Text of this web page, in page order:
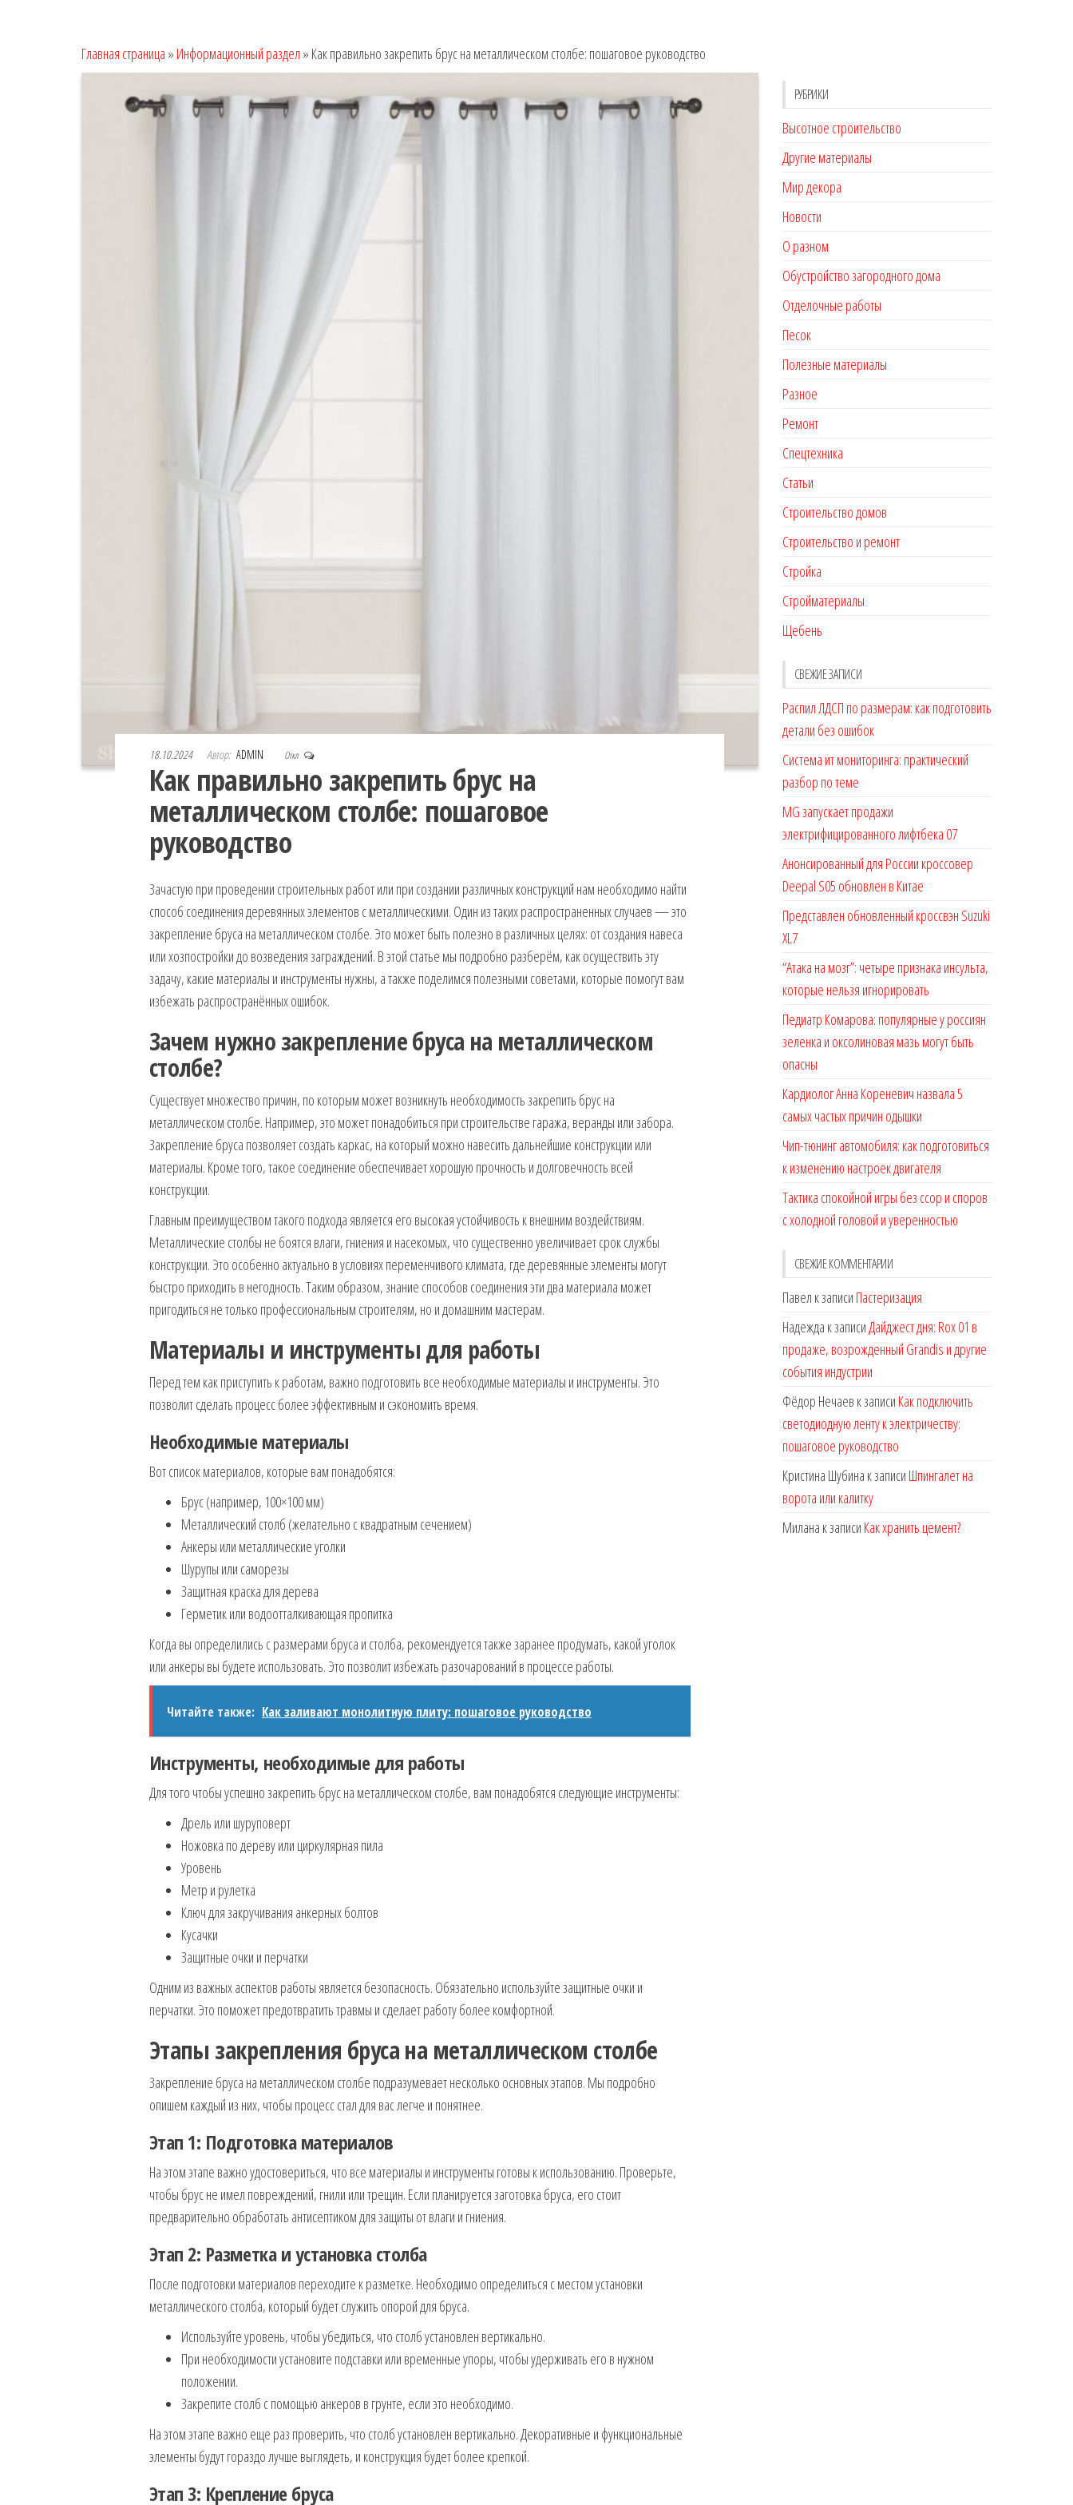
Главная страница » Информационный раздел » Как правильно закрепить брус на металлическом столбе: пошаговое руководство
18.10.2024 Автор: ADMIN Откл
Как правильно закрепить брус на
металлическом столбе: пошаговое
руководство
Зачастую при проведении строительных работ или при создании различных конструкций нам необходимо найти
способ соединения деревянных элементов с металлическими. Один из таких распространенных случаев — это
закрепление бруса на металлическом столбе. Это может быть полезно в различных целях: от создания навеса
или хозпостройки до возведения заграждений. В этой статье мы подробно разберём, как осуществить эту
задачу, какие материалы и инструменты нужны, а также поделимся полезными советами, которые помогут вам
избежать распространённых ошибок.
Зачем нужно закрепление бруса на металлическом
столбе?
Существует множество причин, по которым может возникнуть необходимость закрепить брус на
металлическом столбе. Например, это может понадобиться при строительстве гаража, веранды или забора.
Закрепление бруса позволяет создать каркас, на который можно навесить дальнейшие конструкции или
материалы. Кроме того, такое соединение обеспечивает хорошую прочность и долговечность всей
конструкции.
Главным преимуществом такого подхода является его высокая устойчивость к внешним воздействиям.
Металлические столбы не боятся влаги, гниения и насекомых, что существенно увеличивает срок службы
конструкции. Это особенно актуально в условиях переменчивого климата, где деревянные элементы могут
быстро приходить в негодность. Таким образом, знание способов соединения эти два материала может
пригодиться не только профессиональным строителям, но и домашним мастерам.
Материалы и инструменты для работы
Перед тем как приступить к работам, важно подготовить все необходимые материалы и инструменты. Это
позволит сделать процесс более эффективным и сэкономить время.
Необходимые материалы
Вот список материалов, которые вам понадобятся:
Брус (например, 100×100 мм)
Металлический столб (желательно с квадратным сечением)
Анкеры или металлические уголки
Шурупы или саморезы
Защитная краска для дерева
Герметик или водоотталкивающая пропитка
Когда вы определились с размерами бруса и столба, рекомендуется также заранее продумать, какой уголок
или анкеры вы будете использовать. Это позволит избежать разочарований в процессе работы.
Читайте также: Как заливают монолитную плиту: пошаговое руководство
Инструменты, необходимые для работы
Для того чтобы успешно закрепить брус на металлическом столбе, вам понадобятся следующие инструменты:
Дрель или шуруповерт
Ножовка по дереву или циркулярная пила
Уровень
Метр и рулетка
Ключ для закручивания анкерных болтов
Кусачки
Защитные очки и перчатки
Одним из важных аспектов работы является безопасность. Обязательно используйте защитные очки и
перчатки. Это поможет предотвратить травмы и сделает работу более комфортной.
Этапы закрепления бруса на металлическом столбе
Закрепление бруса на металлическом столбе подразумевает несколько основных этапов. Мы подробно
опишем каждый из них, чтобы процесс стал для вас легче и понятнее.
Этап 1: Подготовка материалов
На этом этапе важно удостовериться, что все материалы и инструменты готовы к использованию. Проверьте,
чтобы брус не имел повреждений, гнили или трещин. Если планируется заготовка бруса, его стоит
предварительно обработать антисептиком для защиты от влаги и гниения.
Этап 2: Разметка и установка столба
После подготовки материалов переходите к разметке. Необходимо определиться с местом установки
металлического столба, который будет служить опорой для бруса.
Используйте уровень, чтобы убедиться, что столб установлен вертикально.
При необходимости установите подставки или временные упоры, чтобы удерживать его в нужном
положении.
Закрепите столб с помощью анкеров в грунте, если это необходимо.
На этом этапе важно еще раз проверить, что столб установлен вертикально. Декоративные и функциональные
элементы будут гораздо лучше выглядеть, и конструкция будет более крепкой.
Этап 3: Крепление бруса
РУБРИКИ
Высотное строительство
Другие материалы
Мир декора
Новости
О разном
Обустройство загородного дома
Отделочные работы
Песок
Полезные материалы
Разное
Ремонт
Спецтехника
Статьи
Строительство домов
Строительство и ремонт
Стройка
Стройматериалы
Щебень
СВЕЖИЕ ЗАПИСИ
Распил ЛДСП по размерам: как подготовить
детали без ошибок
Система ит мониторинга: практический
разбор по теме
MG запускает продажи
электрифицированного лифтбека 07
Анонсированный для России кроссовер
Deepal S05 обновлен в Китае
Представлен обновленный кроссвэн Suzuki
XL7
“Атака на мозг”: четыре признака инсульта,
которые нельзя игнорировать
Педиатр Комарова: популярные у россиян
зеленка и оксолиновая мазь могут быть
опасны
Кардиолог Анна Кореневич назвала 5
самых частых причин одышки
Чип-тюнинг автомобиля: как подготовиться
к изменению настроек двигателя
Тактика спокойной игры без ссор и споров
с холодной головой и уверенностью
СВЕЖИЕ КОММЕНТАРИИ
Павел к записи Пастеризация
Надежда к записиДайджест дня: Rox 01 в
продаже, возрожденный Grandis и другие
события индустрии
Фёдор Нечаев к записи Как подключить
светодиодную ленту к электричеству:
пошаговое руководство
Кристина Шубина к записи Шпингалет на
ворота или калитку
Милана к записи Как хранить цемент?